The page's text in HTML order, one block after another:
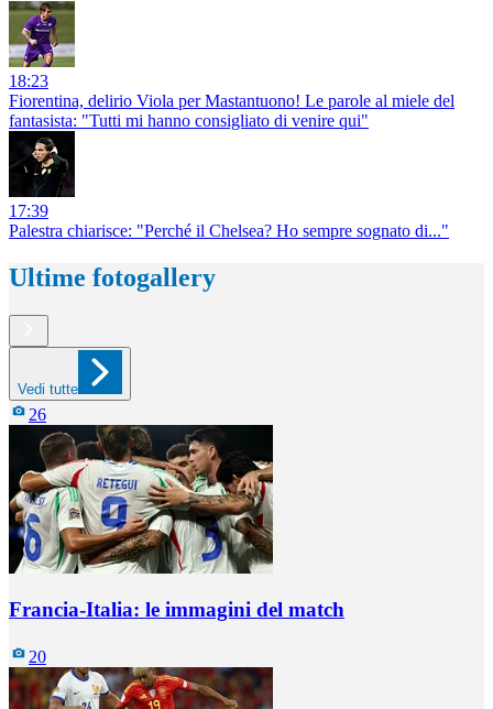
18:23
Fiorentina, delirio Viola per Mastantuono! Le parole al miele del
fantasista: "Tutti mi hanno consigliato di venire qui"
17:39
Palestra chiarisce: "Perché il Chelsea? Ho sempre sognato di..."
Ultime fotogallery
Vedi tutte
26
Francia-Italia: le immagini del match
20